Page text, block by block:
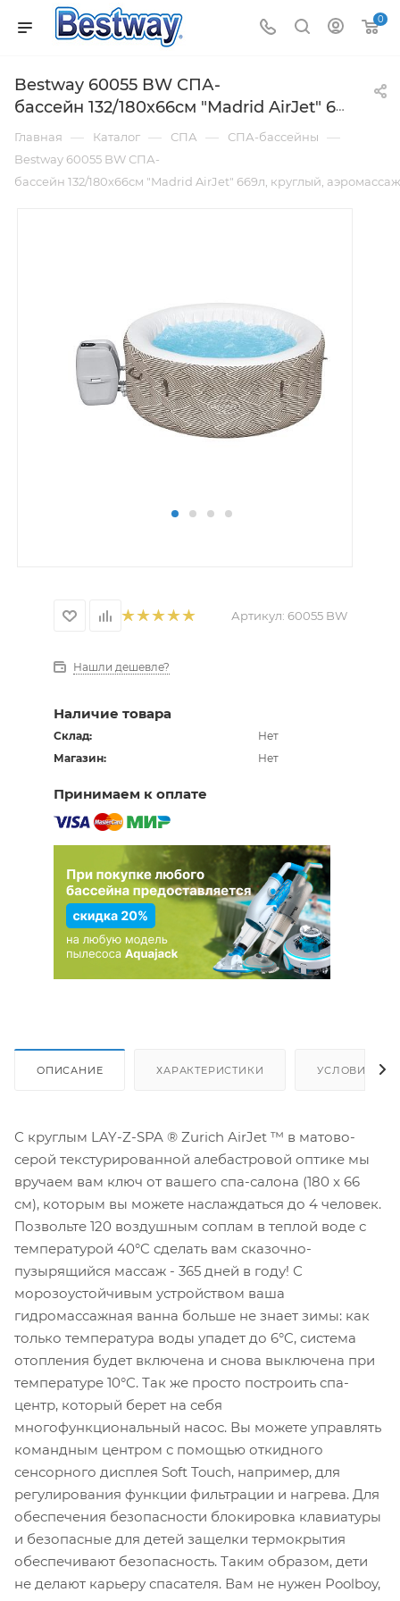
0
Bestway 60055 BW СПА-
бассейн 132/180х66см "Madrid AirJet" 669л, круглый, аэромассаж
Главная — Каталог — СПА — СПА-бассейны —
Bestway 60055 BW СПА-
бассейн 132/180х66см "Madrid AirJet" 669л, круглый, аэромассаж
Артикул: 60055 BW
Нашли дешевле?
Наличие товара
Склад:
Нет
Магазин:
Нет
Принимаем к оплате
ОПИСАНИЕ ХАРАКТЕРИСТИКИ УСЛОВИЯ
С круглым LAY-Z-SPA ® Zurich AirJet ™ в матово-
серой текстурированной алебастровой оптике мы
вручаем вам ключ от вашего спа-салона (180 x 66
см), которым вы можете наслаждаться до 4 человек.
Позвольте 120 воздушным соплам в теплой воде с
температурой 40°C сделать вам сказочно-
пузырящийся массаж - 365 дней в году! С
морозоустойчивым устройством ваша
гидромассажная ванна больше не знает зимы: как
только температура воды упадет до 6°C, система
отопления будет включена и снова выключена при
температуре 10°C. Так же просто построить спа-
центр, который берет на себя
многофункциональный насос. Вы можете управлять
командным центром с помощью откидного
сенсорного дисплея Soft Touch, например, для
регулирования функции фильтрации и нагрева. Для
обеспечения безопасности блокировка клавиатуры
и безопасные для детей защелки термокрытия
обеспечивают безопасность. Таким образом, дети
не делают карьеру спасателя. Вам не нужен Poolboy,